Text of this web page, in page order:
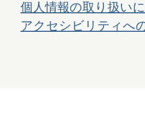
個人情報の取り扱い
アクセシビリティへ